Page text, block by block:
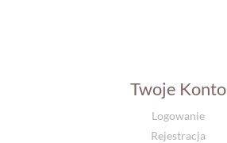
Twoje Konto
Logowanie
Rejestracja